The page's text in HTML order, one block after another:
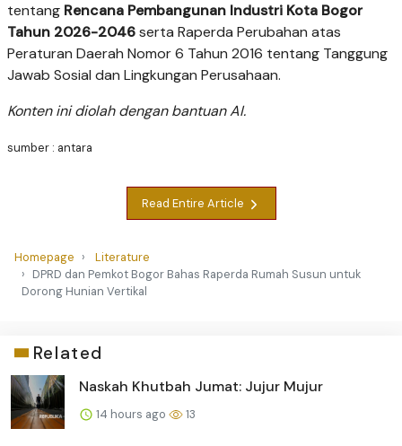
tentang Rencana Pembangunan Industri Kota Bogor
Tahun 2026-2046serta Raperda Perubahan atas
Peraturan Daerah Nomor 6 Tahun 2016 tentang Tanggung
Jawab Sosial dan Lingkungan Perusahaan.
Konten ini diolah dengan bantuan AI.
sumber : antara
Read Entire Article
Homepage
Literature
DPRD dan Pemkot Bogor Bahas Raperda Rumah Susun untuk
Dorong Hunian Vertikal
Related
Naskah Khutbah Jumat: Jujur Mujur
14 hours ago 13